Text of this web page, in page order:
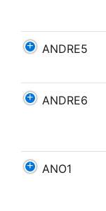
ANDRE5
ANDRE6
ANO1